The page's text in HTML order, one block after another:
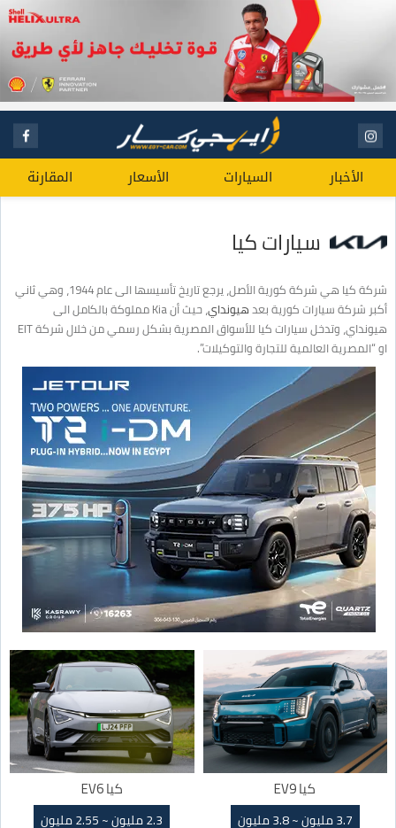
الأخبار السيارات الأسعار المقارنة
سيارات كيا
شركة كيا هي شركة كورية الأصل، يرجع تاريخ تأسيسها الى عام 1944، وهي ثاني
أكبر شركة سيارات كورية بعدهيونداي
، حيث أن Kia مملوكة بالكامل الى
هيونداي، وتدخل سيارات كيا للأسواق المصرية بشكل رسمي من خلال شركة EIT
او “المصرية العالمية للتجارة والتوكيلات”.
كيا EV9
3.7 مليون ~ 3.8 مليون
كيا EV6
2.3 مليون ~ 2.55 مليون